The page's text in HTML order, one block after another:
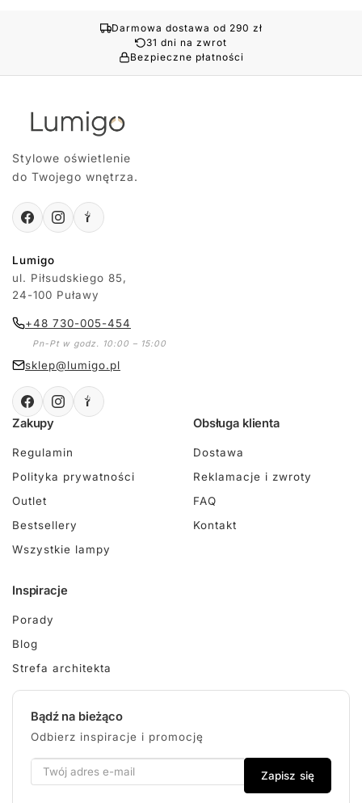
Darmowa dostawa od 290 zł
31 dni na zwrot
Bezpieczne płatności
Stylowe oświetlenie
do Twojego wnętrza.
Lumigo
ul. Piłsudskiego 85,
24-100 Puławy
+48 730-005-454
Pn-Pt w godz. 10:00 – 15:00
sklep@lumigo.pl
Zakupy
Regulamin
Polityka prywatności
Outlet
Bestsellery
Wszystkie lampy
Obsługa klienta
Dostawa
Reklamacje i zwroty
FAQ
Kontakt
Inspiracje
Porady
Blog
Strefa architekta
Bądź na bieżąco
Odbierz inspiracje i promocję
Zapisz się